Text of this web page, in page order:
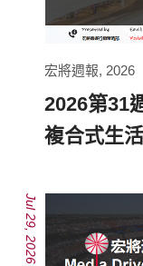
宏將週報, 2026
2026第31
複合式生
Jul 29, 2026